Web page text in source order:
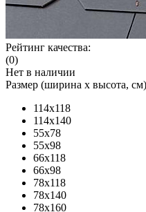
Рейтинг качества:
(0)
Нет в наличии
Размер (ширина х высота,
114x118
114x140
55x78
55x98
66x118
66x98
78x118
78x140
78x160